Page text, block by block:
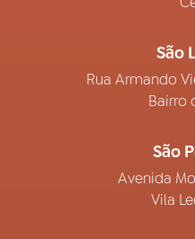
São
Rua Armando
Bairro
São
Avenida
Vila